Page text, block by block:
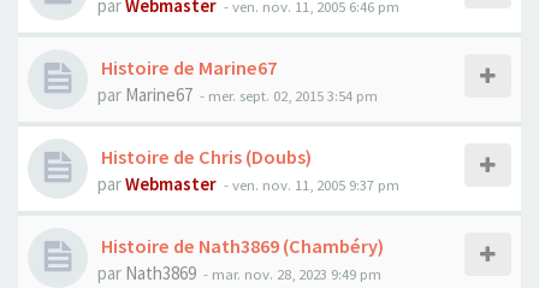
parWebmaster - ven. nov. 11, 2005 6:46 pm
Histoire de Marine67
par Marine67 - mer. sept. 02, 2015 3:54 pm
Histoire de Chris (Doubs)
parWebmaster - ven. nov. 11, 2005 9:37 pm
Histoire de Nath3869 (Chambéry)
par Nath3869 - mar. nov. 28, 2023 9:49 pm